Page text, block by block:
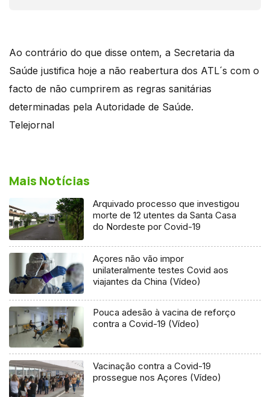
Ao contrário do que disse ontem, a Secretaria da
Saúde justifica hoje a não reabertura dos ATL´s com o
facto de não cumprirem as regras sanitárias
determinadas pela Autoridade de Saúde.
Telejornal
Mais Notícias
Arquivado processo que investigou
morte de 12 utentes da Santa Casa
do Nordeste por Covid-19
Açores não vão impor
unilateralmente testes Covid aos
viajantes da China (Vídeo)
Pouca adesão à vacina de reforço
contra a Covid-19 (Vídeo)
Vacinação contra a Covid-19
prossegue nos Açores (Vídeo)